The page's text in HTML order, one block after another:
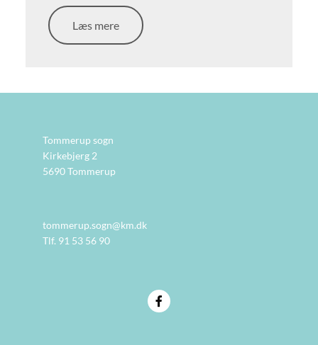
Læs mere
Tommerup sogn
Kirkebjerg 2
5690 Tommerup
tommerup.sogn@km.dk
Tlf. 91 53 56 90